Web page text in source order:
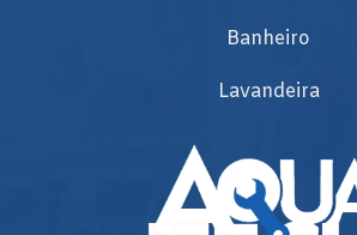
Banheiro
Lavandeira